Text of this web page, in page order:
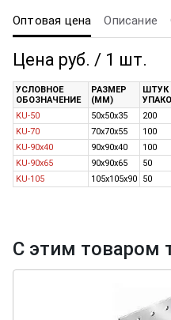
Оптовая цена Описание
Цена руб. / 1 шт.
УСЛОВНОЕ
ОБОЗНАЧЕНИЕ
РАЗМЕР
(ММ)
ШТУК
KU-50
50х50х35 200
KU-70
70х70х55 100
KU-90x40
90х90х40 100
KU-90х65
90х90х65 50
KU-105
105х105х90 50
С этим товаром